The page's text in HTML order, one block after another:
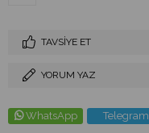
TAVSIYE ET
YORUM YAZ
WhatsApp Telegram